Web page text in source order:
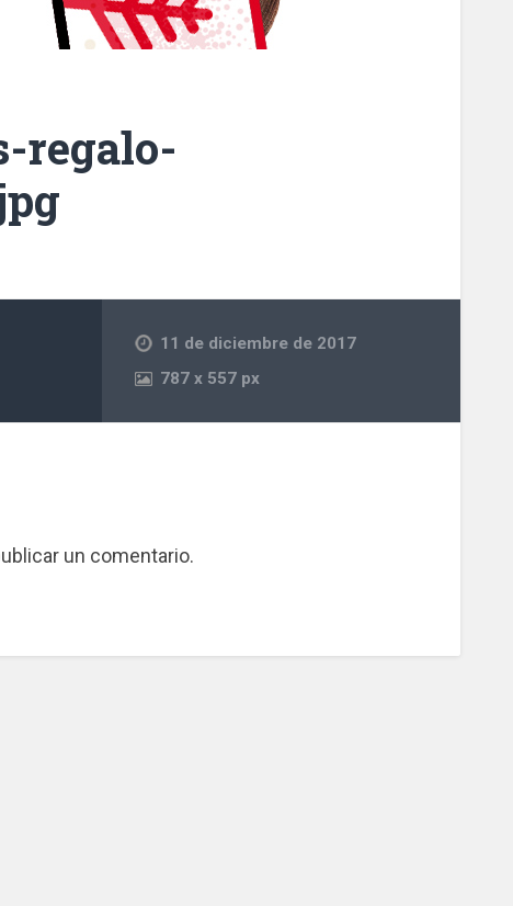
regalo-
11 de diciembre de 2017
787x 557 px
un comentario.